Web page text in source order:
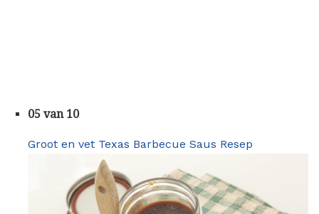
05 van 10
Groot en vet Texas Barbecue Saus Resep